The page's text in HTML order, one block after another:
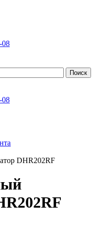
08
Поиск
08
DHR202RF